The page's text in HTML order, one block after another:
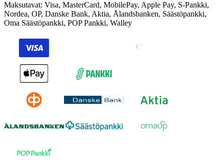
Maksutavat: Visa, MasterCard, MobilePay, Apple Pay, S-Pankki,
Nordea, OP, Danske Bank, Aktia, Ålandsbanken, Säästöpankki,
Oma Säästöpankki, POP Pankki, Walley